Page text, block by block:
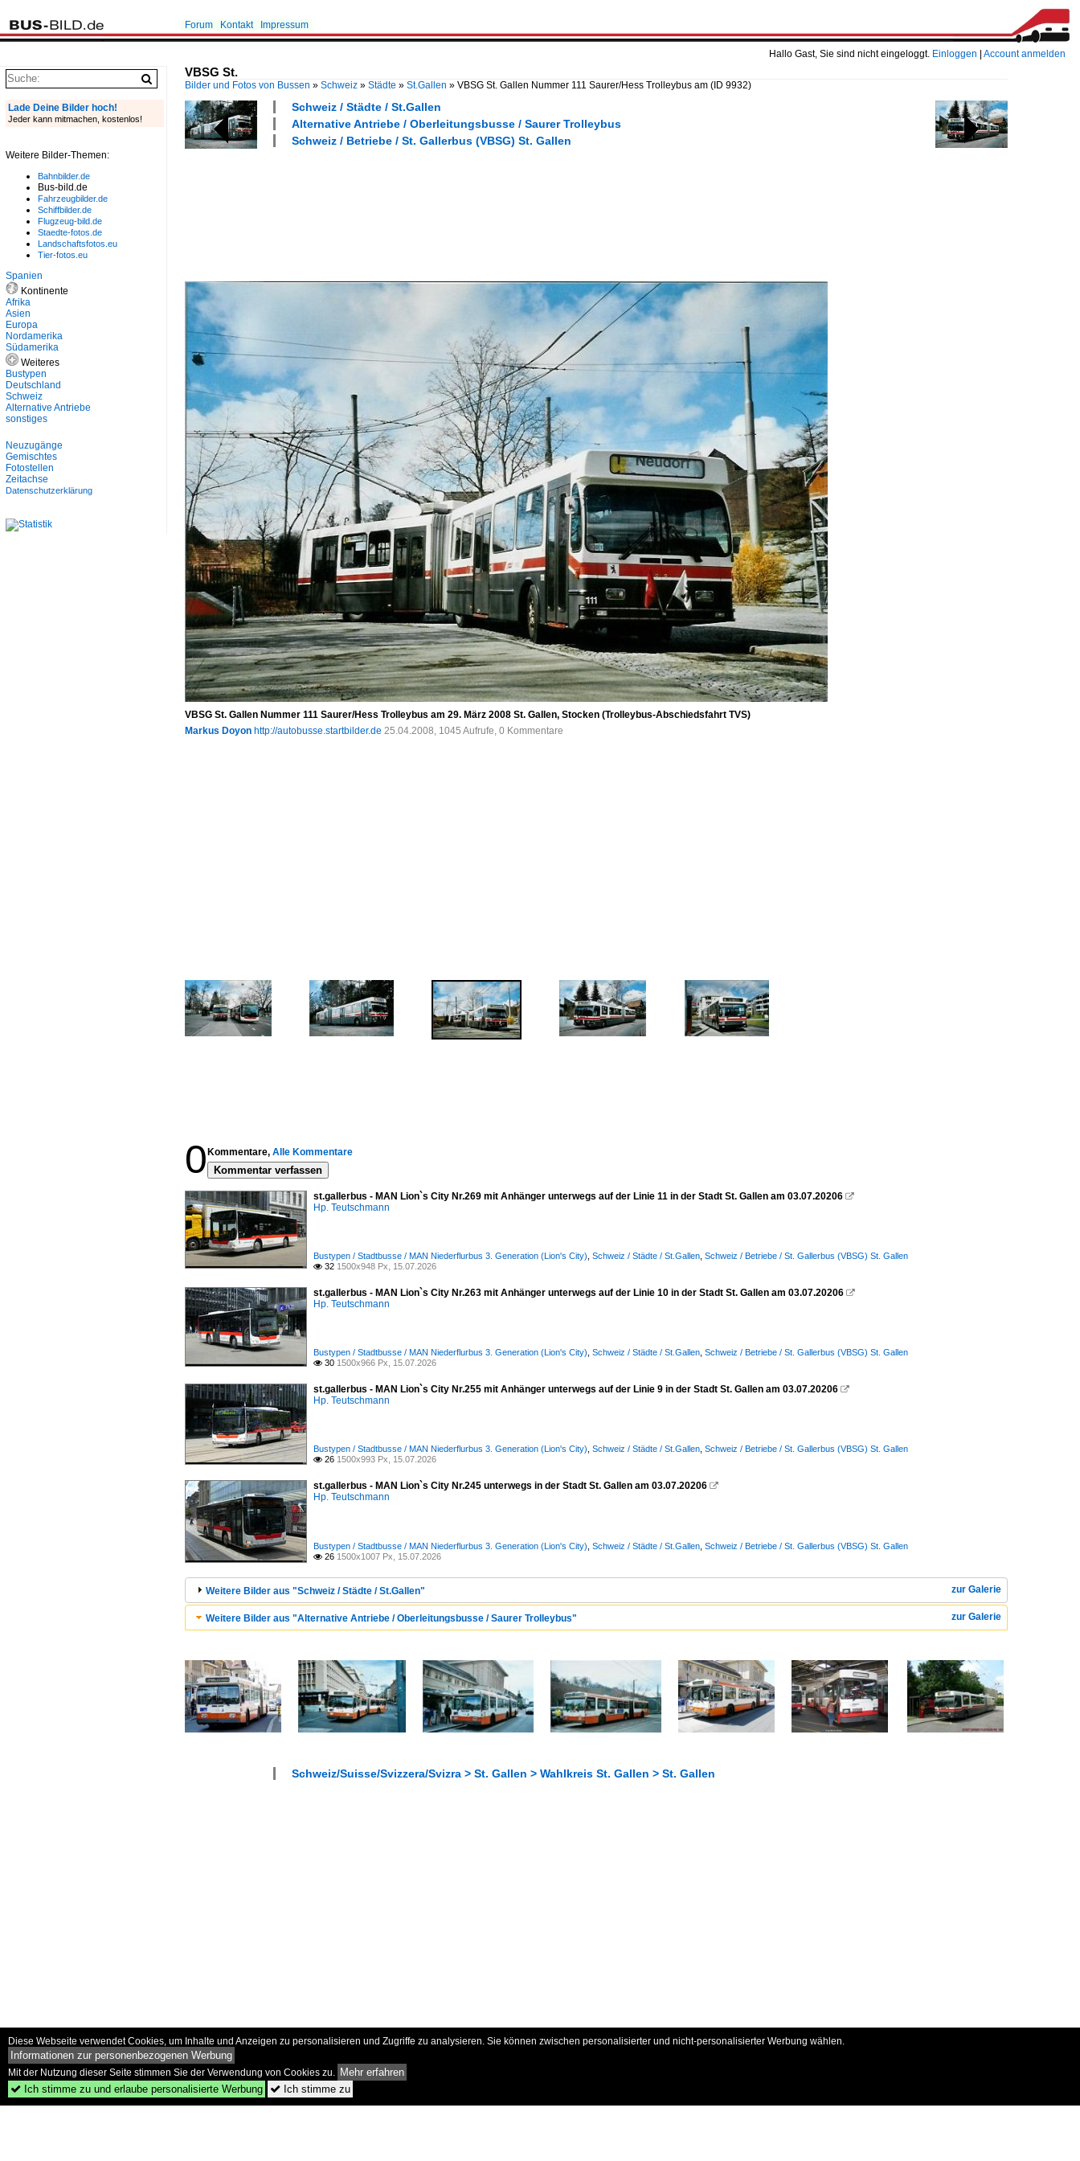
Hallo Gast, Sie sind nicht eingeloggt. Einloggen Account anmelden
Forum Kontakt Impressum
VBSG St.
Bilder und Fotos von Bussen » Schweiz » Städte » St.Gallen » VBSG St. Gallen Nummer 111 Saurer/Hess Trolleybus am (ID 9932)
Schweiz / Städte / St.Gallen
Alternative Antriebe / Oberleitungsbusse / Saurer Trolleybus
Schweiz / Betriebe / St. Gallerbus (VBSG) St. Gallen
VBSG St. Gallen Nummer 111 Saurer/Hess Trolleybus am 29. März 2008 St. Gallen, Stocken (Trolleybus-Abschiedsfahrt TVS)
Markus Doyon http://autobusse.startbilder.de 25.04.2008, 1045 Aufrufe, 0 Kommentare
0 Kommentare, Alle Kommentare
Kommentar verfassen
st.gallerbus - MAN Lion`s City Nr.269 mit Anhänger unterwegs auf der Linie 11 in der Stadt St. Gallen am 03.07.20206 
Hp. Teutschmann
Bustypen / Stadtbusse / MAN Niederflurbus 3. Generation (Lion's City) Schweiz / Städte / St.Gallen Schweiz / Betriebe / St. Gallerbus (VBSG) St. Gallen
 32 1500x948 Px, 15.07.2026
st.gallerbus - MAN Lion`s City Nr.263 mit Anhänger unterwegs auf der Linie 10 in der Stadt St. Gallen am 03.07.20206 
Hp. Teutschmann
Bustypen / Stadtbusse / MAN Niederflurbus 3. Generation (Lion's City) Schweiz / Städte / St.Gallen Schweiz / Betriebe / St. Gallerbus (VBSG) St. Gallen
 30 1500x966 Px, 15.07.2026
st.gallerbus - MAN Lion`s City Nr.255 mit Anhänger unterwegs auf der Linie 9 in der Stadt St. Gallen am 03.07.20206 
Hp. Teutschmann
Bustypen / Stadtbusse / MAN Niederflurbus 3. Generation (Lion's City) Schweiz / Städte / St.Gallen Schweiz / Betriebe / St. Gallerbus (VBSG) St. Gallen
 26 1500x993 Px, 15.07.2026
st.gallerbus - MAN Lion`s City Nr.245 unterwegs in der Stadt St. Gallen am 03.07.20206 
Hp. Teutschmann
Bustypen / Stadtbusse / MAN Niederflurbus 3. Generation (Lion's City) Schweiz / Städte / St.Gallen Schweiz / Betriebe / St. Gallerbus (VBSG) St. Gallen
 26 1500x1007 Px, 15.07.2026
zur Galerie
Weitere Bilder aus "Schweiz / Städte / St.Gallen"
zur Galerie
Weitere Bilder aus "Alternative Antriebe / Oberleitungsbusse / Saurer Trolleybus"
Schweiz/Suisse/Svizzera/Svizra > St. Gallen > Wahlkreis St. Gallen > St. Gallen
Lade Deine Bilder hoch!
Jeder kann mitmachen, kostenlos!
Weitere Bilder-Themen:
Bahnbilder.de
Bus-bild.de
Fahrzeugbilder.de
Schiffbilder.de
Flugzeug-bild.de
Staedte-fotos.de
Landschaftsfotos.eu
Tier-fotos.eu
Spanien
Kontinente
Afrika
Asien
Europa
Nordamerika
Südamerika
Weiteres
Bustypen
Deutschland
Schweiz
Alternative Antriebe
sonstiges
Neuzugänge
Gemischtes
Fotostellen
Zeitachse
Datenschutzerklärung
Diese Webseite verwendet Cookies, um Inhalte und Anzeigen zu personalisieren und Zugriffe zu analysieren. Sie können zwischen personalisierter und nicht-personalisierter Werbung wählen.
Informationen zur personenbezogenen Werbung
Mit der Nutzung dieser Seite stimmen Sie der Verwendung von Cookies zu. Mehr erfahren
 Ich stimme zu und erlaube personalisierte Werbung  Ich stimme zu